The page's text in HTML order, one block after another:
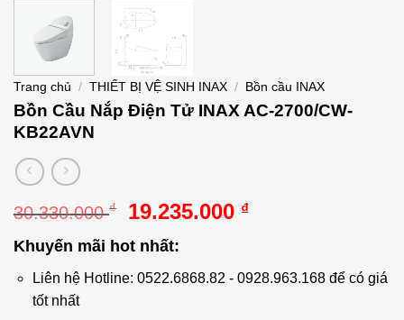
Trang chủ / THIẾT BỊ VỆ SINH INAX / Bồn cầu INAX
Bồn Cầu Nắp Điện Tử INAX AC-2700/CW-
KB22AVN
30.330.000₫
Giá
là:
30.330.000 ₫.
19.235.000 ₫Giá
là:
Khuyến mãi hot nhất:
Liên hệ Hotline: 0522.6868.82 - 0928.963.168 để có giá
tốt nhất